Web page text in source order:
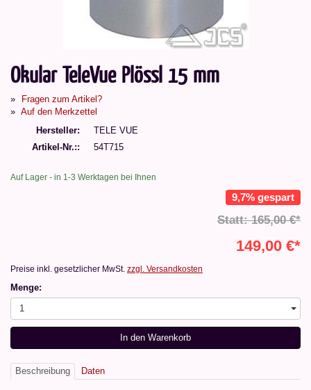
Okular TeleVue Plössl 15 mm
Fragen zum Artikel?
Auf den Merkzettel
Hersteller
TELE VUE
Artikel-Nr.:
54T715
Auf Lager - in 1-3 Werktagen bei Ihnen
9,7% gespart
Statt: 165,00 €*
149,00 €*
Preise inkl. gesetzlicher MwSt. zzgl. Versandkosten
Menge:
1
In den Warenkorb
Beschreibung Daten